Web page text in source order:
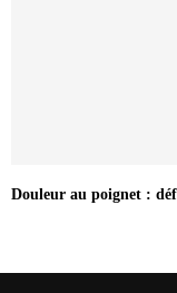
Douleur au poignet :